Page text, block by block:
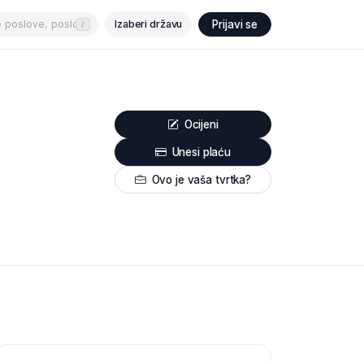
/ Izaberi državu Prijavi se
Ocijeni
Unesi plaću
Ovo je vaša tvrtka?